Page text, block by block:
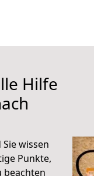
Hilfe
wissen
Punkte,
beachten